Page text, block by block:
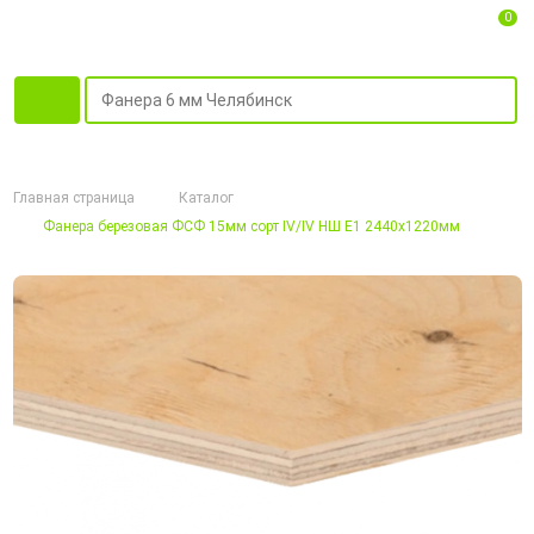
0
Главная страница
Каталог
Фанера березовая ФСФ 15мм сорт IV/IV НШ Е1 2440х1220мм